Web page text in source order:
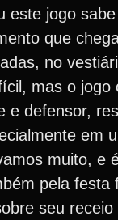
este jogo
que
no
mas o jogo
e defensor,
em
muito, e
pela
seu